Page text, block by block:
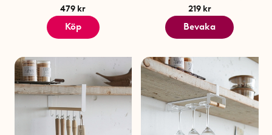
479 kr
Köp
219 kr
Bevaka